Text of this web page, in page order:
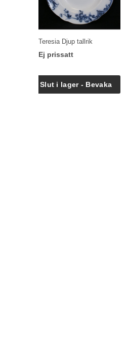
Teresia Djup tallrik
Ej prissatt